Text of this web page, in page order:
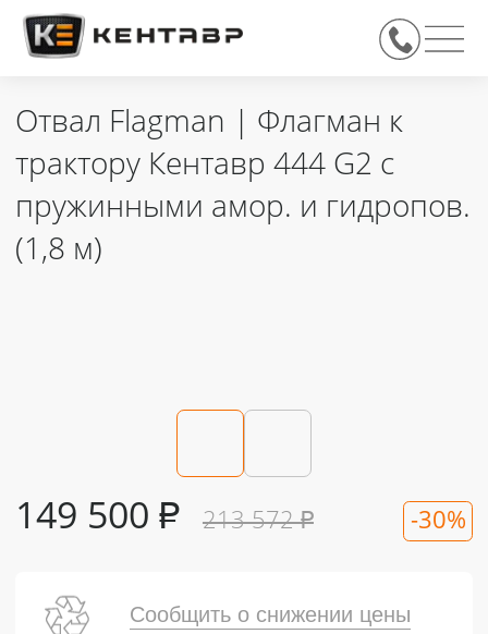
Отвал Flagman | Флагман к
трактору Кентавр 444 G2 с
пружинными амор. и гидропов.
(1,8 м)
213 572₽ -30%
149 500 ₽
Сообщить о снижении цены